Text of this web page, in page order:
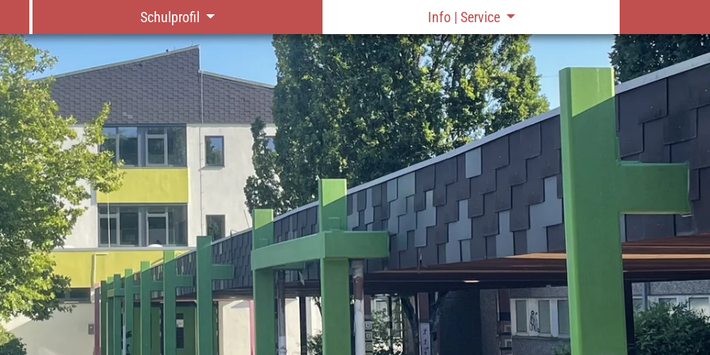
Schulprofil Info | Service